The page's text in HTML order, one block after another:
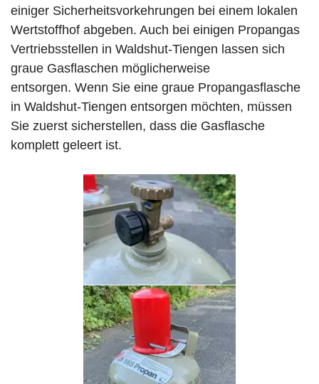
einiger Sicherheitsvorkehrungen bei einem lokalen
Wertstoffhof abgeben. Auch bei einigen Propangas
Vertriebsstellen in Waldshut-Tiengen lassen sich
graue Gasflaschen möglicherweise
entsorgen. Wenn Sie eine graue Propangasflasche
in Waldshut-Tiengen entsorgen möchten, müssen
Sie zuerst sicherstellen, dass die Gasflasche
komplett geleert ist.